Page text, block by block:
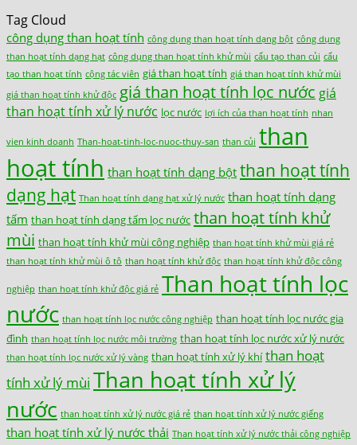
Tag Cloud
công dụng than hoạt tính công dụng than hoạt tính dạng bột công dụng
than hoạt tính dạng hạt công dụng than hoạt tính khử mùi cấu tạo than củi cấu
tạo than hoạt tính cộng tác viên giá than hoạt tính giá than hoạt tính khử mùi
giá than hoạt tính khử độc giá than hoạt tính lọc nước giá
than hoạt tính xử lý nước lọc nước lợi ích của than hoạt tính nhan
vien kinh doanh Than-hoat-tinh-loc-nuoc-thuy-san than củi than
hoạt tính than hoạt tính dạng bột than hoạt tính
dạng hạt Than hoạt tính dạng hạt xử lý nước than hoạt tính dạng
tấm than hoạt tính dạng tấm lọc nước than hoạt tính khử
mùi than hoạt tính khử mùi công nghiệp than hoạt tính khử mùi giá rẻ
than hoạt tính khử mùi ô tô than hoạt tính khử độc than hoạt tính khử độc công
nghiệp than hoạt tính khử độc giá rẻ Than hoạt tính lọc
nước than hoạt tính lọc nước công nghiệp than hoạt tính lọc nước gia
đình than hoạt tính lọc nước môi trường than hoạt tính lọc nước xử lý nước
than hoạt tính lọc nước xử lý vàng than hoạt tính xử lý khí than hoạt
tính xử lý mùi Than hoạt tính xử lý
nước than hoạt tính xử lý nước giá rẻ than hoạt tính xử lý nước giếng
than hoạt tính xử lý nước thải Than hoạt tính xử lý nước thải công nghiệp